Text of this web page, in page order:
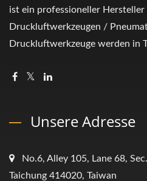
ist ein professioneller
Druckluftwerkzeugen /
Druckluftwerkzeuge werden in
Unsere Adresse
No.6, Alley 105, Lane 68,
Taichung 414020, Taiwan